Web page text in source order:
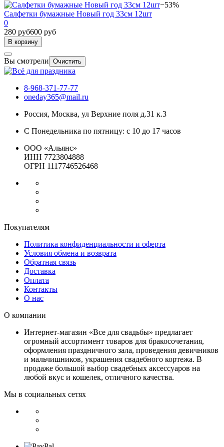
−53%
Салфетки бумажные Новый год 33см 12шт
0
280 руб600 руб
В корзину
Вы смотрели Очистить
8-968-371-77-77
oneday365@mail.ru
Россия, Москва, ул Верхние поля д.31 к.3
С Понедельника по пятницу: с 10 до 17 часов
ООО «Альянс»
ИНН 7723804888
ОГРН 1117746526468
Покупателям
Политика конфиденциальности и оферта
Условия обмена и возврата
Обратная связь
Доставка
Оплата
Контакты
О нас
О компании
Интернет-магазин «Все для свадьбы» предлагает
огромный ассортимент товаров для бракосочетания,
оформления праздничного зала, проведения девичников
и мальчишников, украшения свадебного кортежа. В
продаже большой выбор свадебных аксессуаров на
любой вкус и кошелек, отличного качества.
Мы в социальных сетях